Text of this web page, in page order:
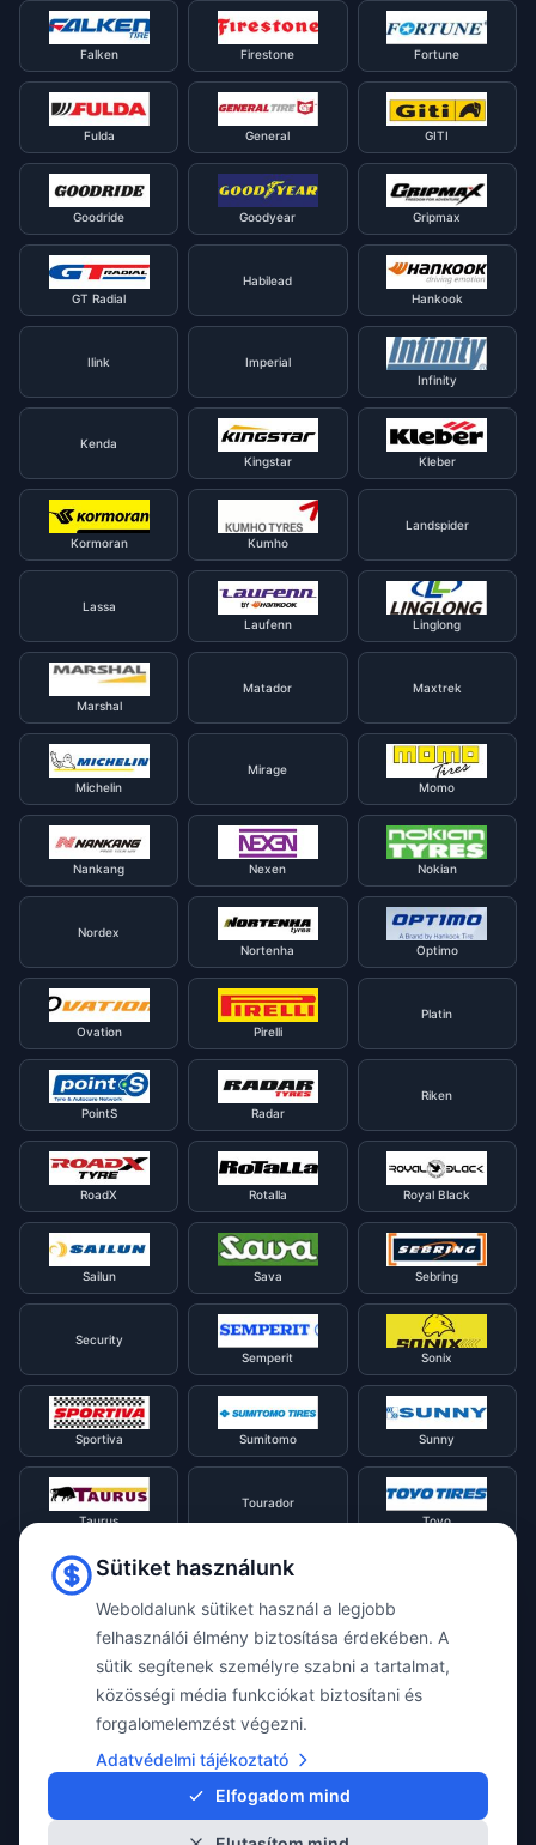
Falken Firestone Fortune
Fulda General GITI
Goodride Goodyear Gripmax
GT Radial
Habilead
Hankook
Ilink
Imperial
Infinity
Kenda
Kingstar
Kleber
Kormoran Kumho
Landspider
Lassa
Laufenn
Linglong
Marshal
Matador Maxtrek
Michelin
Mirage
Momo
Nankang Nexen Nokian
Nordex
Nortenha
Optimo
Ovation Pirelli
Platin
PointS Radar
Riken
RoadX Rotalla Royal Black
Sailun Sava Sebring
Security
Semperit
Sonix
Sportiva Sumitomo Sunny
Taurus
Tourador
Toyo
Tracmax
Triangle
Viking Voyager
Vredestein
Sütiket használunk
Weboldalunk sütiket használ a legjobb
felhasználói élmény biztosítása érdekében. A
sütik segítenek személyre szabni a tartalmat,
közösségi média funkciókat biztosítani és
forgalomelemzést végezni.
Adatvédelmi tájékoztató
Elfogadom mind